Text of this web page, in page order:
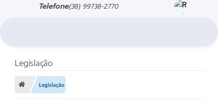
Telefone(38) 99738-2770
Legislação
Legislação